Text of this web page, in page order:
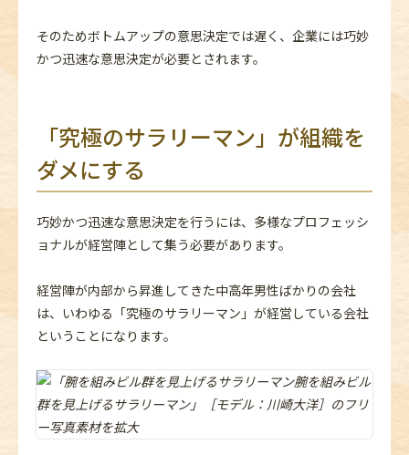
そのためボトムアップの意思決定では遅く、企業には巧妙
かつ迅速な意思決定が必要とされます。
「究極のサラリーマン」が組織を
ダメにする
巧妙かつ迅速な意思決定を行うには、多様なプロフェッシ
ョナルが経営陣として集う必要があります。
経営陣が内部から昇進してきた中高年男性ばかりの会社
は、いわゆる「究極のサラリーマン」が経営している会社
ということになります。